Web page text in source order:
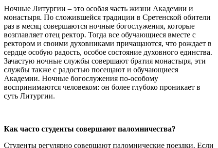
Ночные Литургии – это особая часть жизни Академии и
монастыря. По сложившейся традиции в Сретенской обители
раз в месяц совершаются ночные богослужения, которые
возглавляет отец ректор. Тогда все обучающиеся вместе с
ректором и своими духовниками причащаются, что рождает в
сердце особую радость, особое состояние духовного единства.
Зачастую ночные службы совершают братия монастыря, эти
службы также с радостью посещают и обучающиеся
Академии. Ночные богослужения по-особому
воспринимаются человеком: он более глубоко проникает в
суть Литургии.
Как часто студенты совершают паломничества?
Студенты регулярно совершают паломнические поездки. Если